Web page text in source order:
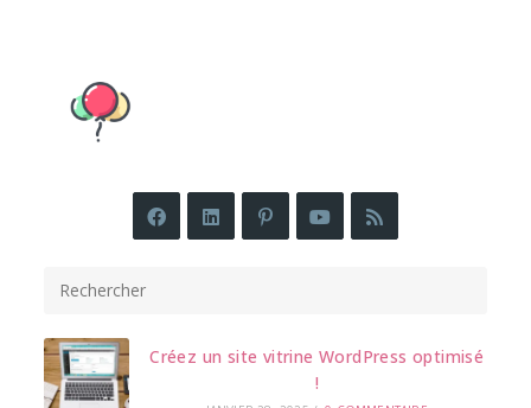
Créez un site vitrine WordPress optimisé
!